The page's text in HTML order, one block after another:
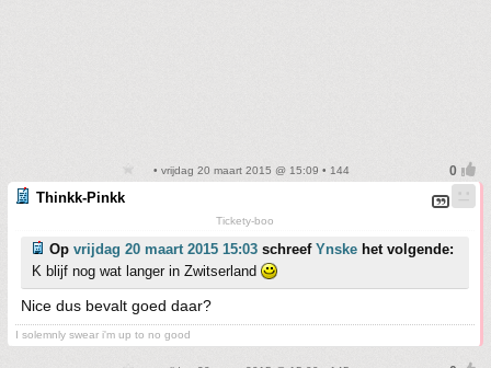
• vrijdag 20 maart 2015 @ 15:09 • 144
Thinkk-Pinkk
Tickety-boo
Op vrijdag 20 maart 2015 15:03 schreef Ynske het volgende:
K blijf nog wat langer in Zwitserland
Nice dus bevalt goed daar?
I solemnly swear i'm up to no good